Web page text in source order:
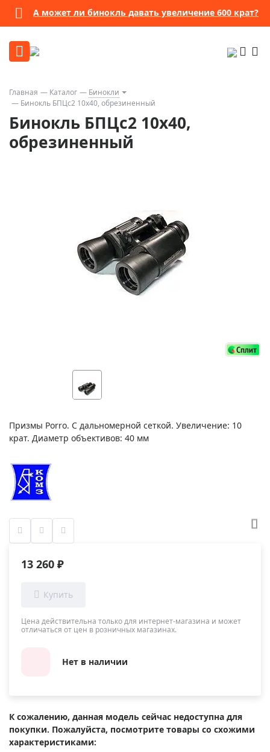
А может ли бинокль давать увеличение 600 крат?
Главная Каталог
Бинокли
Бинокль БПЦс2 10х40, обрезиненный
Бинокль БПЦс2 10х40,
обрезиненный
Призмы Porro. С дальномерной сеткой. Увеличение: 10
крат. Диаметр объективов: 40 мм
13 260 ₽
Цена действительна только для интернет-магазина и может
отличаться от цен в розничных магазинах.
Нет в наличии
К сожалению, данная модель сейчас недоступна для
покупки. Пожалуйста, посмотрите товары со схожими
характеристиками: